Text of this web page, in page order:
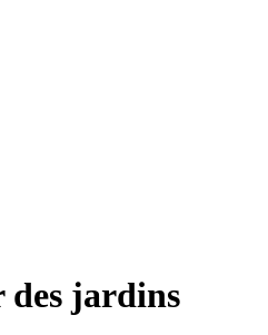
jardins